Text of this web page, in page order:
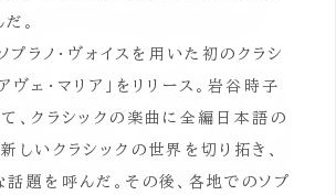
。
ラノ・ヴォイスを用いた初のクラシ
ヴェ・マリア」をリリース。岩谷時子
、クラシックの楽曲に全編日本語の
しいクラシックの世界を切り拓き、
題を呼んだ。その後、各地でのソプ